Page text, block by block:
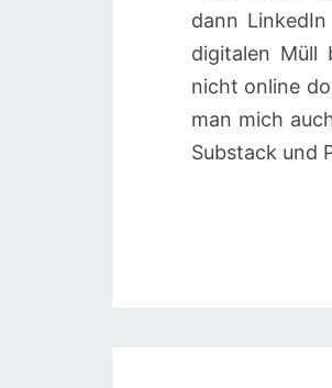
dann
digitalen Müll
nicht online
man mich
Substack und